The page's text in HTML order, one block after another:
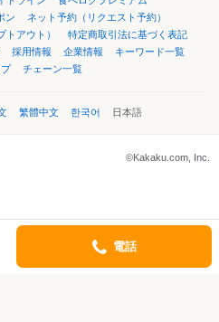
ン
ネット予約（リクエスト予約）
トアウト）
特定商取引法に基づく表記
採用情報 企業情報
キーワード一覧
チェーン一覧
繁體中文 한국어 日本語
©Kakaku.com, Inc.
電話